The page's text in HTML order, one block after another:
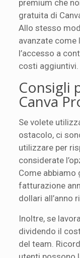
premium che
gratuita di
Allo stesso
avanzate come
l’accesso a
costi aggiuntivi.
Consigli
Canva
Se volete
ostacolo, ci
utilizzare per
considerate
Come abbiamo
fatturazione
dollari all’anno
Inoltre, se
dividendo il
del team.